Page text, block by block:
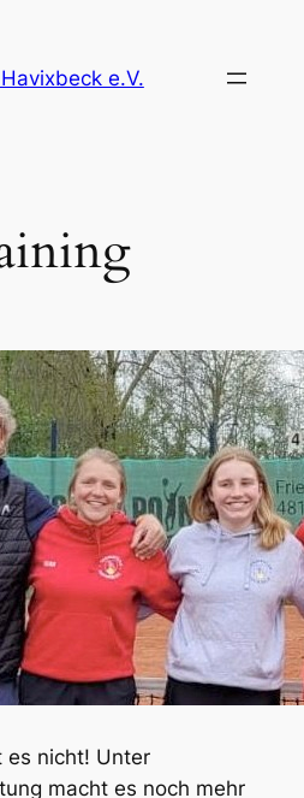
e.V.
es nicht! Unter
macht es noch mehr